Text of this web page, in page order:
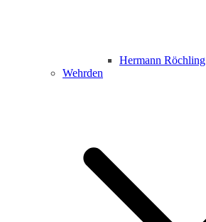
Hermann Röchling
Wehrden